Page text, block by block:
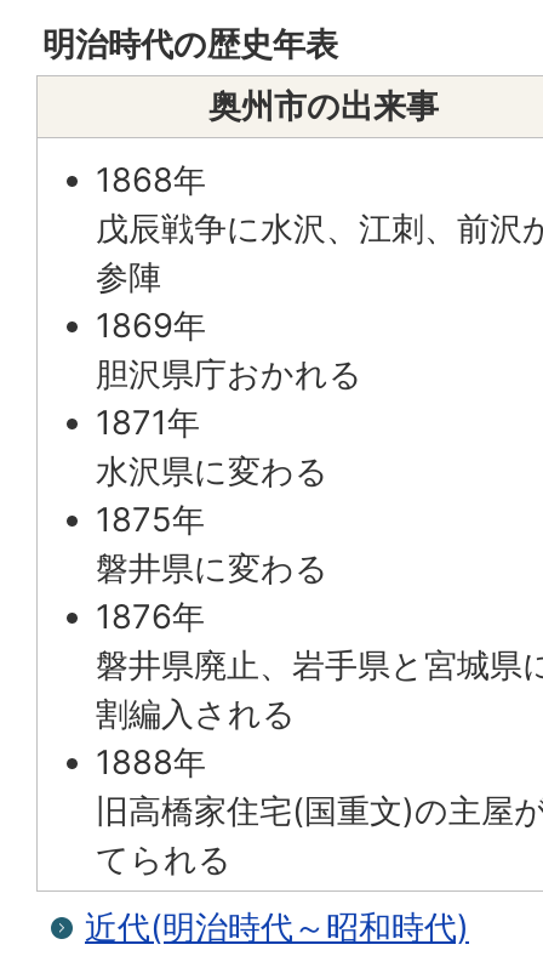
明治時代の歴史年表
奥州市の出来事
1868年
戊辰戦争に水沢、江刺、前沢
参陣
1869年
胆沢県庁おかれる
1871年
水沢県に変わる
1875年
磐井県に変わる
1876年
磐井県廃止、岩手県と宮城県
割編入される
1888年
旧高橋家住宅(国重文)の主屋
てられる
近代(明治時代～昭和時代)